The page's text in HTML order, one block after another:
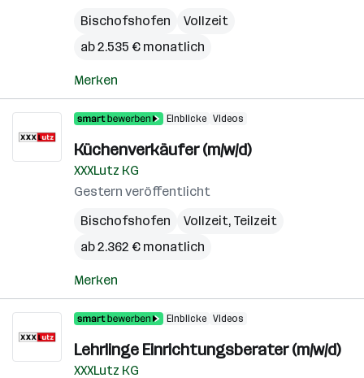
Bischofshofen
Vollzeit
ab 2.535 € monatlich
Merken
Einblicke Videos
Küchenverkäufer (m/w/d)
XXXLutz KG
Gestern veröffentlicht
Bischofshofen
Vollzeit, Teilzeit
ab 2.362 € monatlich
Merken
Einblicke Videos
Lehrlinge Einrichtungsberater (m/w/d)
XXXLutz KG